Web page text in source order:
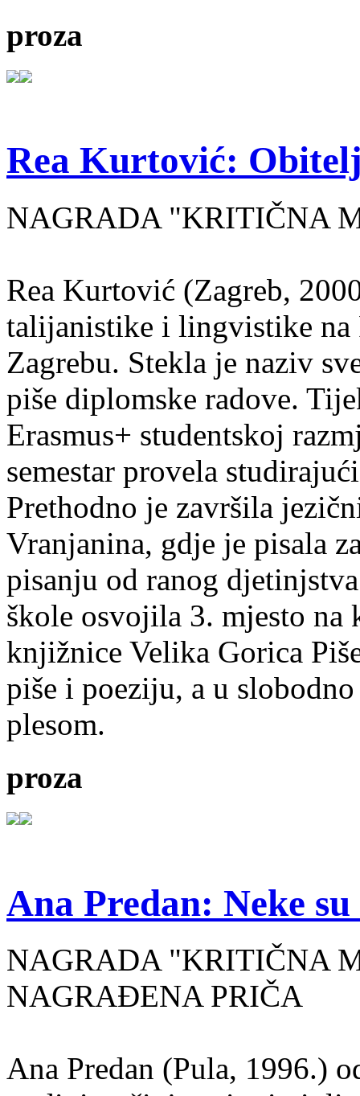
proza
Rea Kurtović:
NAGRADA "KRITIČNA
Rea Kurtović (Zagreb,
talijanistike i lingvistike
Zagrebu. Stekla je naziv
piše diplomske radove.
Erasmus+ studentskoj
semestar provela
Prethodno je završila
Vranjanina, gdje je pisala
pisanju od ranog
škole osvojila 3. mjesto na
knjižnice Velika Gorica
piše i poeziju, a u
plesom.
proza
Ana Predan: Neke
NAGRADA "KRITIČNA
NAGRAĐENA PRIČA
Ana Predan (Pula, 1996.)